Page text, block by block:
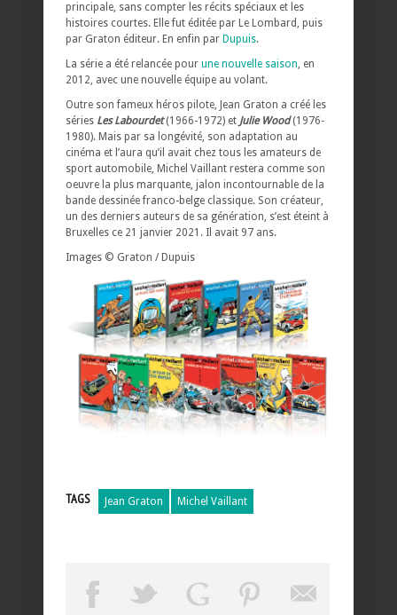
principale, sans compter les récits spéciaux et les
histoires courtes. Elle fut éditée par Le Lombard, puis
par Graton éditeur. En enfin par Dupuis.
La série a été relancée pour une nouvelle saison, en
2012, avec une nouvelle équipe au volant.
Outre son fameux héros pilote, Jean Graton a créé les
séries Les Labourdet(1966-1972) et Julie Wood(1976-
1980). Mais par sa longévité, son adaptation au
cinéma et l’aura qu’il avait chez tous les amateurs de
sport automobile, Michel Vaillant restera comme son
oeuvre la plus marquante, jalon incontournable de la
bande dessinée franco-belge classique. Son créateur,
un des derniers auteurs de sa génération, s’est éteint à
Bruxelles ce 21 janvier 2021. Il avait 97 ans.
Images © Graton / Dupuis
TAGS Jean Graton Michel Vaillant